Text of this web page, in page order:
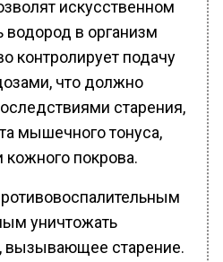
искусственном
водород в организм
контролирует подачу
что должно
старения,
мышечного тонуса,
покрова.
уничтожать
вызывающее старение.